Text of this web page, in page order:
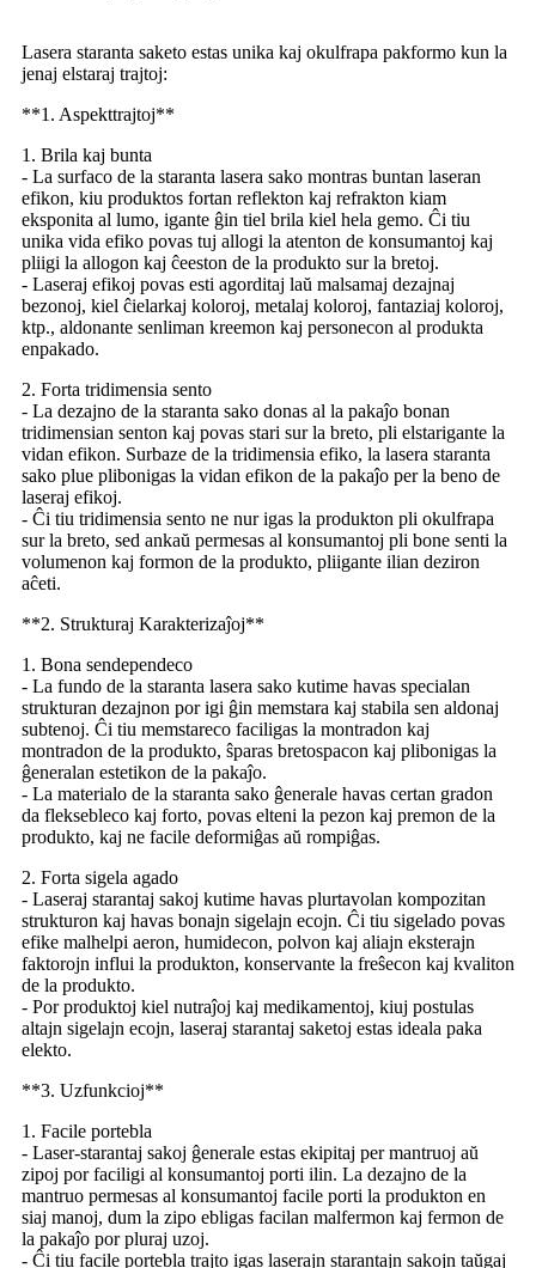
Lasera staranta saketo estas unika kaj okulfrapa pakformo kun la
jenaj elstaraj trajtoj:
**1. Aspekttrajtoj**
1. Brila kaj bunta
- La surfaco de la staranta lasera sako montras buntan laseran
efikon, kiu produktos fortan reflekton kaj refrakton kiam
eksponita al lumo, igante ĝin tiel brila kiel hela gemo. Ĉi tiu
unika vida efiko povas tuj allogi la atenton de konsumantoj kaj
pliigi la allogon kaj ĉeeston de la produkto sur la bretoj.
- Laseraj efikoj povas esti agorditaj laŭ malsamaj dezajnaj
bezonoj, kiel ĉielarkaj koloroj, metalaj koloroj, fantaziaj koloroj,
ktp., aldonante senliman kreemon kaj personecon al produkta
enpakado.
2. Forta tridimensia sento
- La dezajno de la staranta sako donas al la pakaĵo bonan
tridimensian senton kaj povas stari sur la breto, pli elstarigante la
vidan efikon. Surbaze de la tridimensia efiko, la lasera staranta
sako plue plibonigas la vidan efikon de la pakaĵo per la beno de
laseraj efikoj.
- Ĉi tiu tridimensia sento ne nur igas la produkton pli okulfrapa
sur la breto, sed ankaŭ permesas al konsumantoj pli bone senti la
volumenon kaj formon de la produkto, pliigante ilian deziron
aĉeti.
**2. Strukturaj Karakterizaĵoj**
1. Bona sendependeco
- La fundo de la staranta lasera sako kutime havas specialan
strukturan dezajnon por igi ĝin memstara kaj stabila sen aldonaj
subtenoj. Ĉi tiu memstareco faciligas la montradon kaj
montradon de la produkto, ŝparas bretospacon kaj plibonigas la
ĝeneralan estetikon de la pakaĵo.
- La materialo de la staranta sako ĝenerale havas certan gradon
da fleksebleco kaj forto, povas elteni la pezon kaj premon de la
produkto, kaj ne facile deformiĝas aŭ rompiĝas.
2. Forta sigela agado
- Laseraj starantaj sakoj kutime havas plurtavolan kompozitan
strukturon kaj havas bonajn sigelajn ecojn. Ĉi tiu sigelado povas
efike malhelpi aeron, humidecon, polvon kaj aliajn eksterajn
faktorojn influi la produkton, konservante la freŝecon kaj kvaliton
de la produkto.
- Por produktoj kiel nutraĵoj kaj medikamentoj, kiuj postulas
altajn sigelajn ecojn, laseraj starantaj saketoj estas ideala paka
elekto.
**3. Uzfunkcioj**
1. Facile portebla
- Laser-starantaj sakoj ĝenerale estas ekipitaj per mantruoj aŭ
zipoj por faciligi al konsumantoj porti ilin. La dezajno de la
mantruo permesas al konsumantoj facile porti la produkton en
siaj manoj, dum la zipo ebligas facilan malfermon kaj fermon de
la pakaĵo por pluraj uzoj.
- Ĉi tiu facile portebla trajto igas laserajn starantajn sakojn taŭgaj